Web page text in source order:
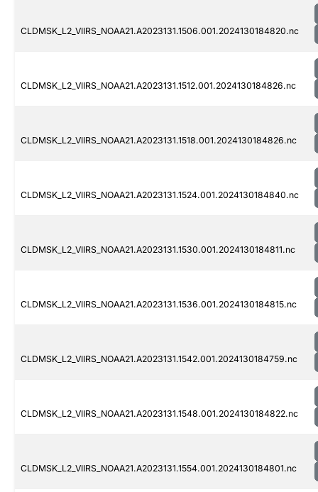
CLDMSK_L2_VIIRS_NOAA21.A2023131.1506.001.2024130184820.nc
CLDMSK_L2_VIIRS_NOAA21.A2023131.1512.001.2024130184826.nc
CLDMSK_L2_VIIRS_NOAA21.A2023131.1518.001.2024130184826.nc
CLDMSK_L2_VIIRS_NOAA21.A2023131.1524.001.2024130184840.nc
CLDMSK_L2_VIIRS_NOAA21.A2023131.1530.001.2024130184811.nc
CLDMSK_L2_VIIRS_NOAA21.A2023131.1536.001.2024130184815.nc
CLDMSK_L2_VIIRS_NOAA21.A2023131.1542.001.2024130184759.nc
CLDMSK_L2_VIIRS_NOAA21.A2023131.1548.001.2024130184822.nc
CLDMSK_L2_VIIRS_NOAA21.A2023131.1554.001.2024130184801.nc